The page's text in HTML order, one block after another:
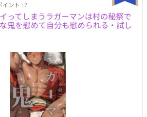
イント : 7
ってしまうラガーマンは村の秘祭で
鬼を慰めて自分も慰められる・試し